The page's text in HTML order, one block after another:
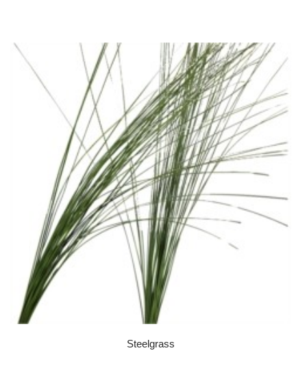
Steelgrass